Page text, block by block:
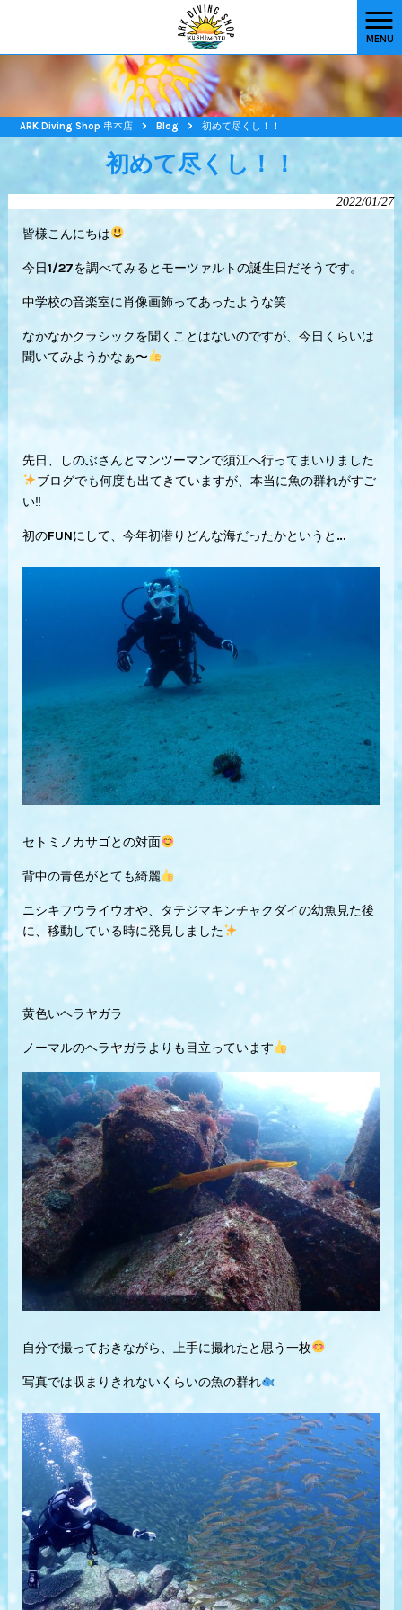
MENU
ARK Diving Shop 串本店 > Blog > 初めて尽くし！！
初めて尽くし！！
2022/01/27
皆様こんにちは
今日1/27を調べてみると モーツァルトの誕生日だそうです。
中学校の音楽室に肖像画飾ってあったような笑
なかなかクラシックを聞くことはないのですが、今日くらいは
聞いてみようかなぁ〜
先日、しのぶさんとマンツーマンで須江へ行ってまいりました
ブログでも何度も出てきていますが、本当に魚の群れがすご
い‼︎
初のFUNにして、今年初潜りどんな海だったかというと…
セトミノカサゴとの対面
背中の青色がとても綺麗
ニシキフウライウオや、タテジマキンチャクダイの幼魚見た後
に、移動している時に発見しました
黄色いヘラヤガラ
ノーマルのヘラヤガラよりも目立っています
自分で撮っておきながら、 上手に撮れたと思う一枚
写真では収まりきれないくらいの魚の群れ